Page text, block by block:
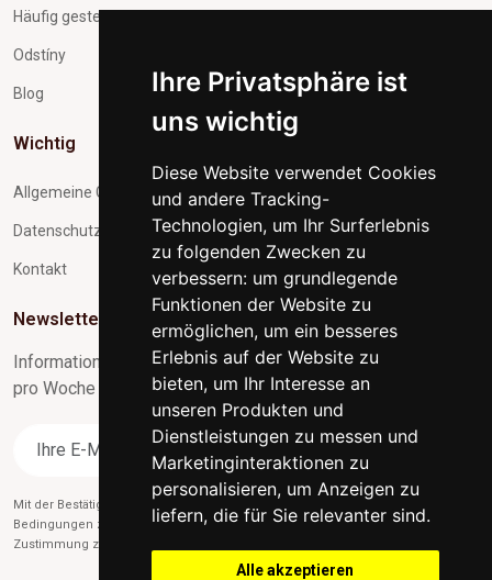
Ihre Privatsphäre ist
uns wichtig
Diese Website verwendet Cookies
und andere Tracking-
Technologien, um Ihr Surferlebnis
zu folgenden Zwecken zu
verbessern: um grundlegende
Funktionen der Website zu
ermöglichen, um ein besseres
Erlebnis auf der Website zu
bieten, um Ihr Interesse an
unseren Produkten und
Dienstleistungen zu messen und
Marketinginteraktionen zu
personalisieren, um Anzeigen zu
liefern, die für Sie relevanter sind.
Alle akzeptieren
Häufig gestellte Fragen
Odstíny
Blog
Wichtig
Allgemeine Geschäftsbedingungen
Datenschutz und Verarbeitung personenbezogener Daten
Kontakt
Newsletter-Abonnement
Informationen zu Neuigkeiten und nützliche Tipps max. 1x
pro Woche
Mit der Bestätigung des Abonnements stimmen Sie gleichzeitig unseren
Bedingungen zu
des Datenschutzesund gleichzeitig erteilen Sie uns die
Zustimmung zum Versand von Werbe-E-Mails.